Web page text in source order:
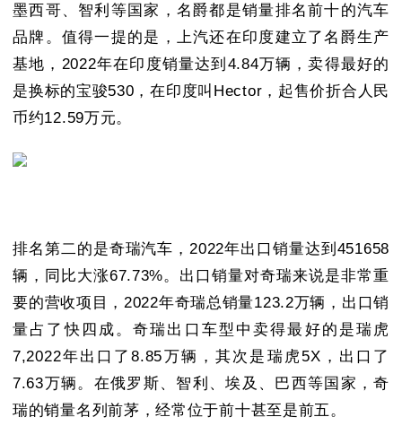
墨西哥、智利等国家，名爵都是销量排名前十的汽车
品牌。值得一提的是，上汽还在印度建立了名爵生产
基地，2022年在印度销量达到4.84万辆，卖得最好的
是换标的宝骏530，在印度叫Hector，起售价折合人民
币约12.59万元。
排名第二的是奇瑞汽车，2022年出口销量达到451658
辆，同比大涨67.73%。出口销量对奇瑞来说是非常重
要的营收项目，2022年奇瑞总销量123.2万辆，出口销
量占了快四成。奇瑞出口车型中卖得最好的是瑞虎
7,2022年出口了8.85万辆，其次是瑞虎5X，出口了
7.63万辆。在俄罗斯、智利、埃及、巴西等国家，奇
瑞的销量名列前茅，经常位于前十甚至是前五。